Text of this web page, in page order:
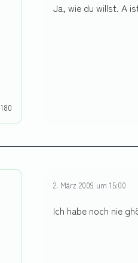
180
Ja, wie du willst. A
2. März 2009 um 15:00
Ich habe noch nie